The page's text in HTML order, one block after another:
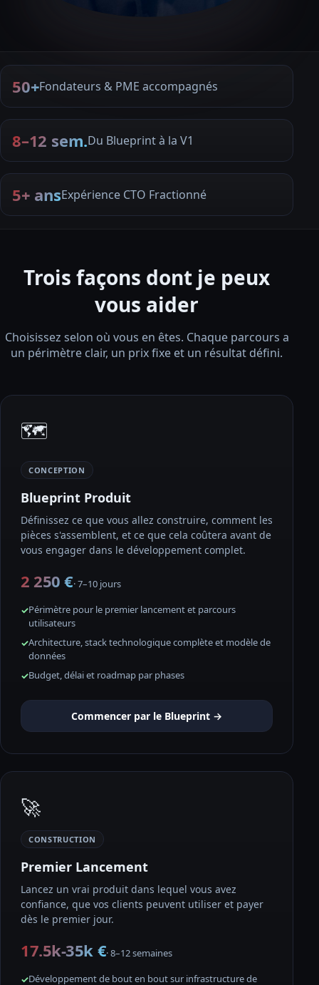
50+Fondateurs & PME accompagnés
8–12 sem.Du Blueprint à la V1
5+ ansExpérience CTO Fractionné
Trois façons dont je peux
vous aider
Choisissez selon où vous en êtes. Chaque parcours a
un périmètre clair, un prix fixe et un résultat défini.
🗺️
CONCEPTION
Blueprint Produit
Définissez ce que vous allez construire, comment les
pièces s'assemblent, et ce que cela coûtera avant de
vous engager dans le développement complet.
2 250 €· 7–10 jours
Périmètre pour le premier lancement et parcours
utilisateurs
Architecture, stack technologique complète et modèle de
données
Budget, délai et roadmap par phases
Commencer par le Blueprint →
🚀
CONSTRUCTION
Premier Lancement
Lancez un vrai produit dans lequel vous avez
confiance, que vos clients peuvent utiliser et payer
dès le premier jour.
17.5k-35k €· 8–12 semaines
Développement de bout en bout sur infrastructure de